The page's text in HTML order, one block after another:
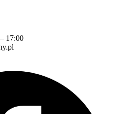
17:00